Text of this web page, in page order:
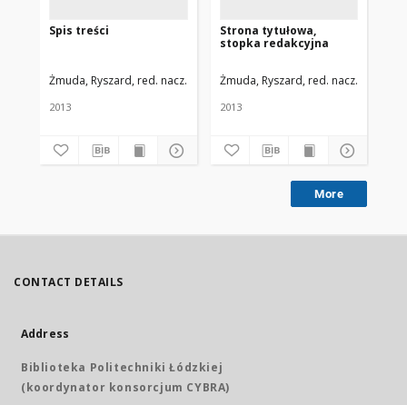
Spis treści
Żmuda, Ryszard, red. nacz. Uniwersytet Medyczny w Łodzi
2013
Strona tytułowa,
stopka redakcyjna
Żmuda, Ryszard, red. nacz.
2013
More
CONTACT DETAILS
Address
Biblioteka Politechniki Łódzkiej
(koordynator konsorcjum CYBRA)